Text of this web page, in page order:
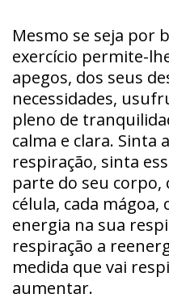
Mesmo se seja por
exercício permite-
apegos, dos seus
necessidades,
pleno de
calma e clara. Sinta
respiração, sinta
parte do seu corpo,
célula, cada mágoa,
energia na sua
respiração a
medida que vai
aumentar.